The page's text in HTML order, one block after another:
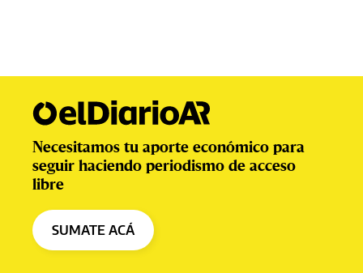
Necesitamos tu aporte económico para
seguir haciendo periodismo de acceso
libre
SUMATE ACÁ